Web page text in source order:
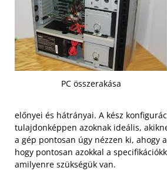
PC összerakása
előnyei és hátrányai. A kész
tulajdonképpen azoknak ideális,
a gép pontosan úgy nézzen ki, ahogy
hogy pontosan azokkal a
amilyenre szükségük van.